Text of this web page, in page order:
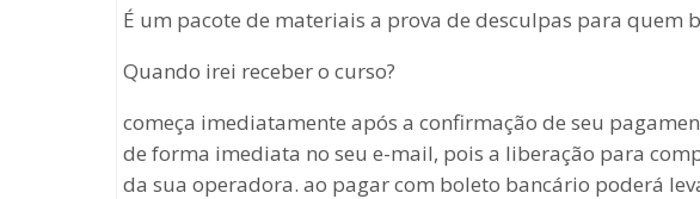
É um pacote de materiais a prova de desculpas para quem
Quando irei receber o curso?
começa imediatamente após a confirmação de seu
de forma imediata no seu e-mail, pois a liberação para
da sua operadora. ao pagar com boleto bancário poderá